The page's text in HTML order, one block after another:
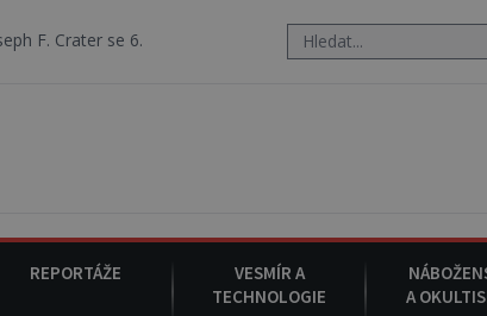
1930 navečeří ve své oblíbené restauraci, pak si na
REPORTÁŽE
VESMÍR A
TECHNOLOGIE
A